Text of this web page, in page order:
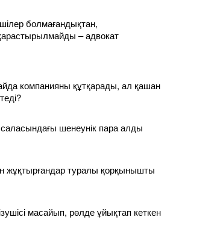
болмағандықтан,
– адвокат
компанияны құтқарады, ал қашан
шенеунік пара алды
жұқтырғандар туралы қорқынышты
масайып, рөлде ұйықтап кеткен